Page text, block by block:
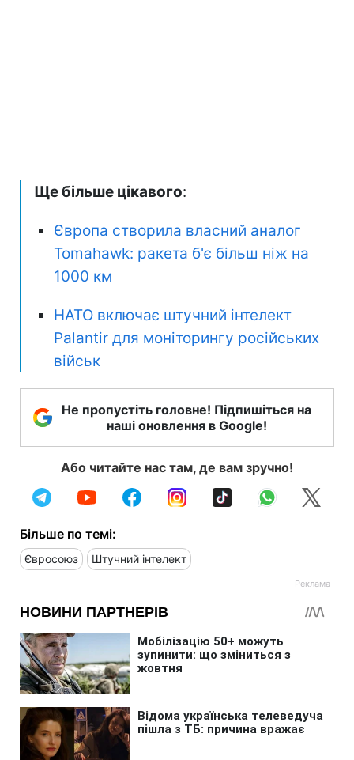
Ще більше цікавого:
Європа створила власний аналог
Tomahawk: ракета б'є більш ніж на
1000 км
НАТО включає штучний інтелект
Palantir для моніторингу російських
військ
Не пропустіть головне! Підпишіться на
наші оновлення в Google!
Або читайте нас там, де вам зручно!
Більше по темі:
Євросоюз Штучний інтелект